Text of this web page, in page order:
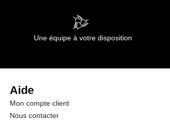
0.04 g
Une équipe à votre disposition
Aide
Mon compte client
Nous contacter